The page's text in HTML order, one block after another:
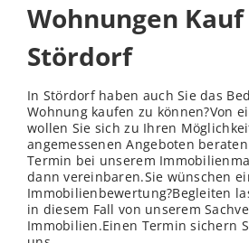
Wohnungen Kauf
Stördorf
In Stördorf haben auch Sie das
Wohnung kaufen zu können?Von
wollen Sie sich zu Ihren
angemessenen Angeboten
Termin bei unserem
dann vereinbaren.Sie wünschen
Immobilienbewertung?Begleiten
in diesem Fall von unserem
Immobilien.Einen Termin sichern